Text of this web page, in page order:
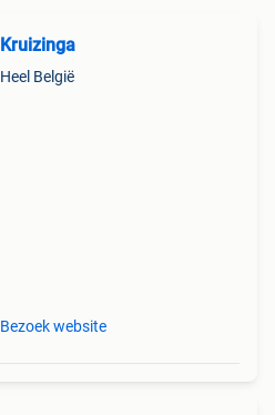
Kruizinga
Heel België
Bezoek website